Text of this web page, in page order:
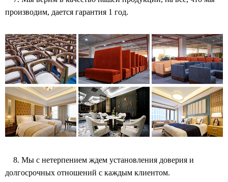
производим, дается гарантия 1 год.
8. Мы с нетерпением ждем установления доверия и
долгосрочных отношений с каждым клиентом.